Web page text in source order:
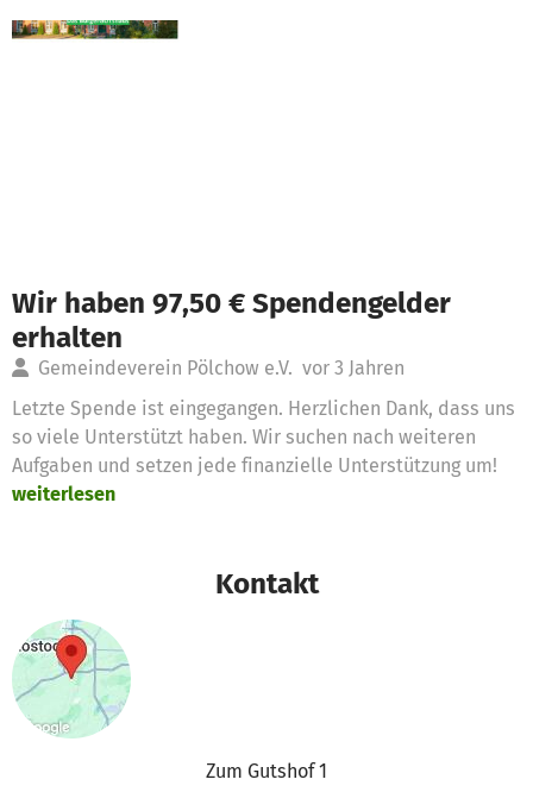
Wir haben 97,50 € Spendengelder
erhalten
Gemeindeverein Pölchow e.V. vor 3 Jahren
Letzte Spende ist eingegangen. Herzlichen Dank, dass uns
so viele Unterstützt haben. Wir suchen nach weiteren
Aufgaben und setzen jede finanzielle Unterstützung um!
weiterlesen
Kontakt
Zum Gutshof 1